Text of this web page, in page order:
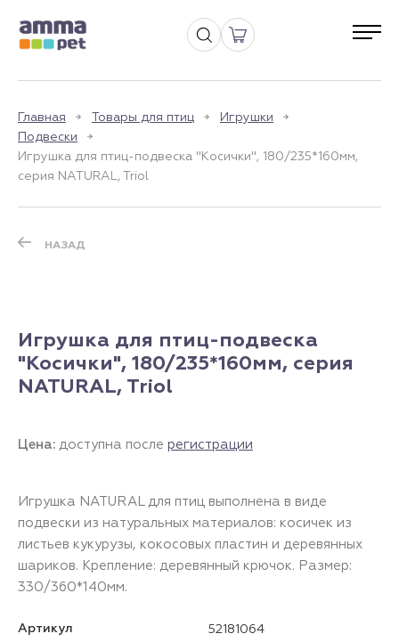
Главная Товары для птиц
Игрушки
Подвески
Игрушка для птиц-подвеска "Косички", 180/235*160мм,
серия NATURAL, Triol
НАЗАД
Игрушка для птиц-подвеска
"Косички", 180/235*160мм, серия
NATURAL, Triol
Цена: доступна после регистрации
Игрушка NATURAL для птиц выполнена в виде
подвески из натуральных материалов: косичек из
листьев кукурузы, кокосовых пластин и деревянных
шариков. Крепление: деревянный крючок. Размер:
330/360*140мм.
Артикул 52181064